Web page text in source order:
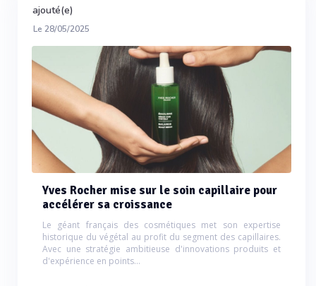
ajouté(e)
Le 28/05/2025
Yves Rocher mise sur le soin capillaire pour
accélérer sa croissance
Le géant français des cosmétiques met son expertise
historique du végétal au profit du segment des capillaires.
Avec une stratégie ambitieuse d'innovations produits et
d'expérience en points...